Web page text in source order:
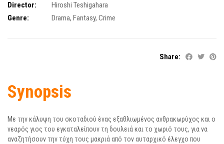
Director:
Hiroshi Teshigahara
Genre:
Drama, Fantasy, Crime
Share:
Synopsis
Με την κάλυψη του σκοταδιού ένας εξαθλιωμένος ανθρακωρύχος και ο
νεαρός γιος του εγκαταλείπουν τη δουλειά και το χωριό τους, για να
αναζητήσουν την τύχη τους μακριά από τον αυταρχικό έλεγχο που